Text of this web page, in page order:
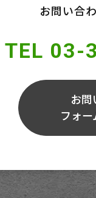
お問い合
TEL 03-
お問
フォー